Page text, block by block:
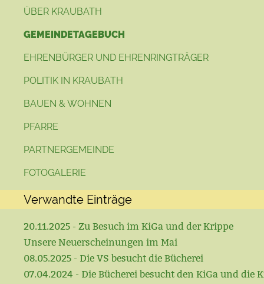
ÜBER KRAUBATH
GEMEINDETAGEBUCH
EHRENBÜRGER UND EHRENRINGTRÄGER
POLITIK IN KRAUBATH
BAUEN & WOHNEN
PFARRE
PARTNERGEMEINDE
FOTOGALERIE
Verwandte Einträge
20.11.2025 - Zu Besuch im KiGa und der Krippe
Unsere Neuerscheinungen im Mai
08.05.2025 - Die VS besucht die Bücherei
07.04.2024 - Die Bücherei besucht den KiGa und die